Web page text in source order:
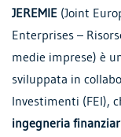
JEREMIE (Joint
Enterprises –
medie imprese) è
sviluppata in
Investimenti (FEI),
ingegneria